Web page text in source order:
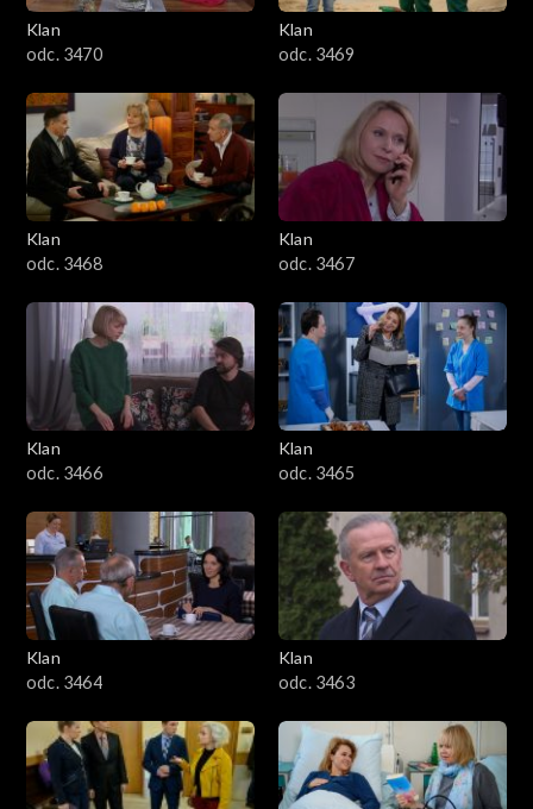
Klan
odc. 3470
Klan
odc. 3469
Klan
odc. 3468
Klan
odc. 3467
Klan
odc. 3466
Klan
odc. 3465
Klan
odc. 3464
Klan
odc. 3463